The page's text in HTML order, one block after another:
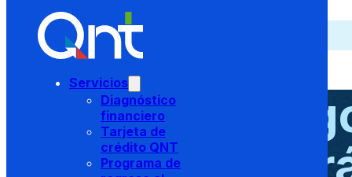
Saltar al contenido principal
Servicios
Diagnóstico
financiero
Tarjeta de
crédito QNT
Programa de
> ¿Cómo pagar?
Realiza el